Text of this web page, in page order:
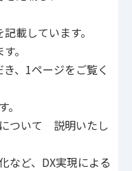
載しています。
。
、1ページをご覧く
ついて 説明いたし
など、DX実現による